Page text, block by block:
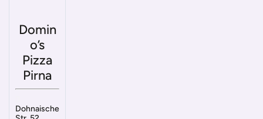
Domin
o’s
Pizza
Pirna
Dohnaische